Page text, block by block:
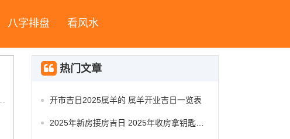
八字排盘 看风水
热门文章
开市吉日2025属羊的 属羊开业吉日一览表